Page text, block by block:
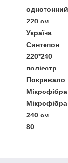
однотонний
220 см
Україна
Синтепон
220*240
поліестр
Покривало
Мікрофібра
Мікрофібра
240 см
80